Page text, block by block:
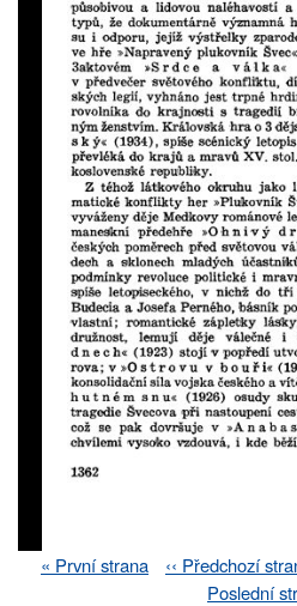
First
« První strana
Previous
‹‹ Předchozí
Last
Poslední